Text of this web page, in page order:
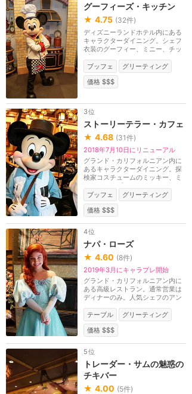
グーフィーズ・キッチン
★ 4.75 (32件)
ディズニーランドホテル内にある
キャラクターダイニング。シェフ
衣装のグーフィー、ミニー、チッ
プ＆デールなどに...
ブッフェ
グリーティング
価格 $$$
3位
ストーリーテラー・カフェ
★ 4.68 (31件)
2018年7月10日にリニューアル
グランド・カリフォルニアン内に
あるキャラクターダイニング。探
検家コスチュームのミッキー、ミ
ニー、チップ＆デ...
ブッフェ
グリーティング
価格 $$$
4位
ナパ・ローズ
★ 4.60 (8件)
2019年3月にキャラブレ開始
グランド・カリフォルニアン内に
ある高級レストラン。通常営業は
ディナーのみ。人気シェフのアン
テーブル
グリーティング
価格 $$$
5位
トレーダー・サムの魅惑の
チキバー
★ 4.00 (5件)